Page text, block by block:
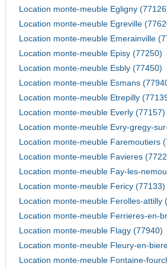
Location monte-meuble Egligny
Location monte-meuble Egreville
Location monte-meuble Emerainville
Location monte-meuble Episy (77250)
Location monte-meuble Esbly (77450)
Location monte-meuble Esmans
Location monte-meuble Etrepilly
Location monte-meuble Everly (77157)
Location monte-meuble Evry-gregy-
Location monte-meuble Faremoutiers
Location monte-meuble Favieres
Location monte-meuble Fay-les-
Location monte-meuble Fericy (77133)
Location monte-meuble Ferolles-attilly
Location monte-meuble Ferrieres-en-
Location monte-meuble Flagy (77940)
Location monte-meuble Fleury-en-
Location monte-meuble Fontaine-